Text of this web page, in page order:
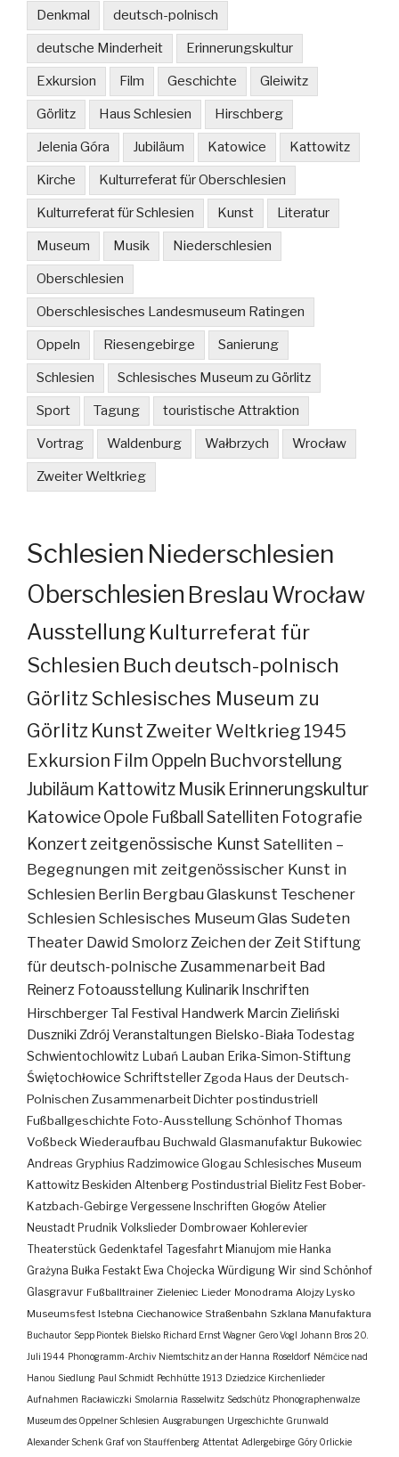
Denkmal deutsch-polnisch
deutsche Minderheit Erinnerungskultur
Exkursion Film Geschichte Gleiwitz
Görlitz Haus Schlesien Hirschberg
Jelenia Góra Jubiläum Katowice Kattowitz
Kirche Kulturreferat für Oberschlesien
Kulturreferat für Schlesien Kunst Literatur
Museum Musik Niederschlesien
Oberschlesien
Oberschlesisches Landesmuseum Ratingen
Oppeln Riesengebirge Sanierung
Schlesien Schlesisches Museum zu Görlitz
Sport Tagung touristische Attraktion
Vortrag Waldenburg Wałbrzych Wrocław
Zweiter Weltkrieg
Schlesien Niederschlesien
Oberschlesien Breslau Wrocław
Ausstellung Kulturreferat für
Schlesien Buch deutsch-polnisch
GörlitzSchlesisches Museum zu
Görlitz KunstZweiter Weltkrieg 1945
Exkursion Film Oppeln Buchvorstellung
Jubiläum Kattowitz Musik Erinnerungskultur
KatowiceOpole FußballSatelliten Fotografie
Konzertzeitgenössische Kunst Satelliten –
Begegnungen mit zeitgenössischer Kunst in
Schlesien Berlin BergbauGlaskunst Teschener
Schlesien Schlesisches MuseumGlas Sudeten
Theater Dawid SmolorzZeichen der Zeit Stiftung
für deutsch-polnische Zusammenarbeit Bad
Reinerz Fotoausstellung Kulinarik Inschriften
Hirschberger Tal Festival Handwerk Marcin Zieliński
Duszniki Zdrój Veranstaltungen Bielsko-Biała Todestag
Schwientochlowitz Lubań Lauban Erika-Simon-Stiftung
Świętochłowice SchriftstellerZgoda Haus der Deutsch-
Polnischen ZusammenarbeitDichterpostindustriell
Fußballgeschichte Foto-AusstellungSchönhofThomas
VoßbeckWiederaufbau Buchwald Glasmanufaktur Bukowiec
Andreas Gryphius Radzimowice Glogau Schlesisches Museum
Kattowitz Beskiden Altenberg Postindustrial Bielitz Fest Bober-
Katzbach-Gebirge Vergessene Inschriften Głogów Atelier
Neustadt Prudnik Volkslieder Dombrowaer Kohlerevier
Theaterstück Gedenktafel Tagesfahrt Mianujom mie Hanka
Grażyna Bułka Festakt Ewa Chojecka Würdigung Wir sind Schönhof
Glasgravur Fußballtrainer Zieleniec Lieder Monodrama Alojzy Lysko
Museumsfest Istebna Ciechanowice Straßenbahn Szklana Manufaktura
Buchautor Sepp Piontek Bielsko Richard Ernst Wagner Gero Vogl Johann Bros 20.
Juli 1944 Phonogramm-Archiv Niemtschitz an der Hanna Roseldorf Némčice nad
Hanou Siedlung Paul Schmidt Pechhütte 1913 Dziedzice Kirchenlieder
Aufnahmen Racławiczki Smolarnia Rasselwitz Sedschütz Phonographenwalze
Museum des Oppelner Schlesien Ausgrabungen Urgeschichte Grunwald
Alexander Schenk Graf von Stauffenberg Attentat Adlergebirge Góry Orlickie